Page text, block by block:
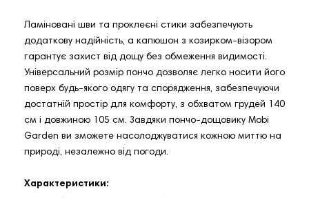
Ламіновані шви та проклеєні стики забезпечують
додаткову надійність, а капюшон з козирком-візором
гарантує захист від дощу без обмеження видимості.
Універсальний розмір пончо дозволяє легко носити його
поверх будь-якого одягу та спорядження, забезпечуючи
достатній простір для комфорту, з обхватом грудей 140
см і довжиною 105 см. Завдяки пончо-дощовику Mobi
Garden ви зможете насолоджуватися кожною миттю на
природі, незалежно від погоди.
Характеристики: